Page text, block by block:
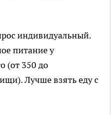
индивидуальный.
питание у
(от 350 до
Лучше взять еду с